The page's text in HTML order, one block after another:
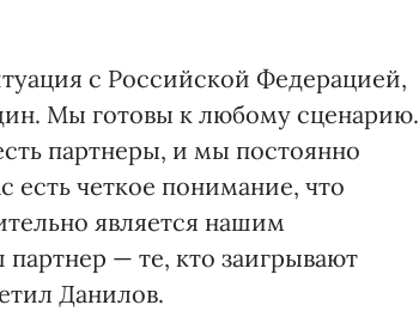
с Российской Федерацией,
Мы готовы к любому сценарию.
партнеры, и мы постоянно
четкое понимание, что
является нашим
партнер — те, кто заигрывают
Данилов.